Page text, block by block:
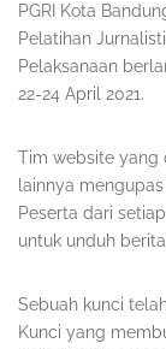
PGRI Kota
Pelatihan
Pelaksanaan
22-24 April 2021.
Tim website yang
lainnya
Peserta dari
untuk unduh
Sebuah kunci
Kunci yang